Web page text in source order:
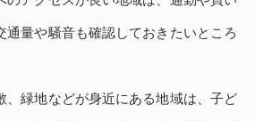
通量や騒音も確認しておきたいところ
、緑地などが身近にある地域は、子ど